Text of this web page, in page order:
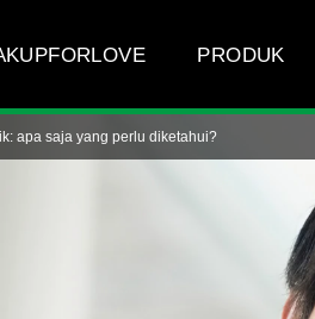
PRODUK
apa saja yang perlu diketahui?